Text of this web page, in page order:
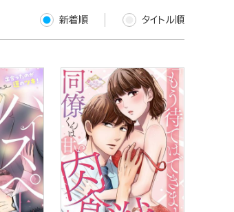
新着順 タイトル順